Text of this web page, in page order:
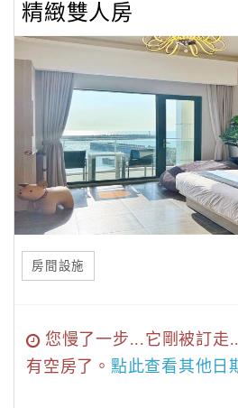
精緻雙人房
房間設施
您慢了一步...它剛被訂走
有空房了。 點此查看其他日